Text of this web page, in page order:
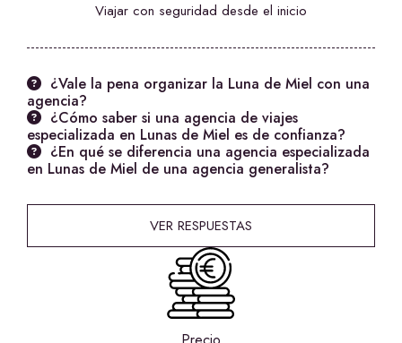
Viajar con seguridad desde el inicio
¿Vale la pena organizar la Luna de Miel con una
agencia?
¿Cómo saber si una agencia de viajes
especializada en Lunas de Miel es de confianza?
¿En qué se diferencia una agencia especializada
en Lunas de Miel de una agencia generalista?
VER RESPUESTAS